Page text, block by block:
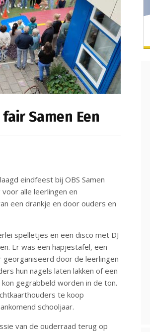
Samen Een
eindfeest bij OBS Samen
alle leerlingen en
een drankje en door ouders en
spelletjes en een disco met DJ
Er was een hapjestafel, een
georganiseerd door de leerlingen
hun nagels laten lakken of een
gegrabbeld worden in de ton.
te koop
schooljaar.
van de ouderraad terug op